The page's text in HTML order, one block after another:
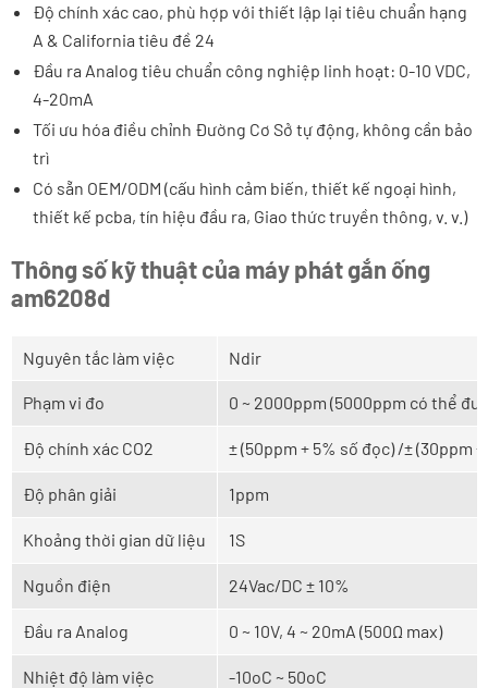
Độ chính xác cao, phù hợp với thiết lập lại tiêu chuẩn hạng
A & California tiêu đề 24
Đầu ra Analog tiêu chuẩn công nghiệp linh hoạt: 0-10 VDC,
4-20mA
Tối ưu hóa điều chỉnh Đường Cơ Sở tự động, không cần bảo
trì
Có sẵn OEM/ODM (cấu hình cảm biến, thiết kế ngoại hình,
thiết kế pcba, tín hiệu đầu ra, Giao thức truyền thông, v. v.)
Thông số kỹ thuật của máy phát gắn ống
am6208d
Nguyên tắc làm việc Ndir
Phạm vi đo 0 ~ 2000ppm (5000ppm có thể
Độ chính xác CO2 ± (50ppm + 5% số đọc) /± (30ppm
Độ phân giải 1ppm
Khoảng thời gian dữ liệu 1S
Nguồn điện 24Vac/DC ± 10%
Đầu ra Analog 0 ~ 10V, 4 ~ 20mA (500Ω max)
Nhiệt độ làm việc -10oC ~ 50oC